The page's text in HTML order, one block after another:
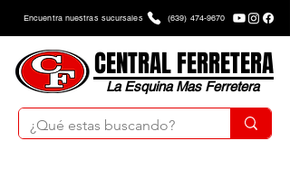
Encuentra nuestras sucursales (639) 474-9670
La Esquina Mas Ferretera
CENTRAL FERRETERA